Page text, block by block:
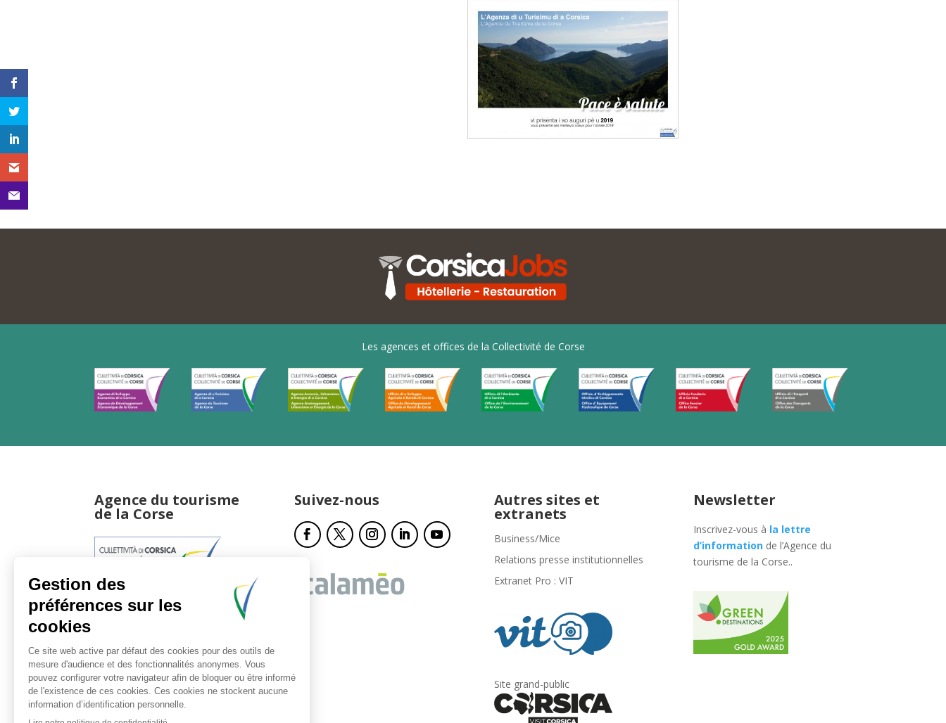
Les agences et offices de la Collectivité de Corse
Agence du tourisme
de la Corse
20181 Ajaccio Cedex 01
T : 04 95 51 77 77
Accueil et horaires
Suivez-nous Autres sites et
extranets
Business/Mice
Relations presse institutionnelles
Extranet Pro : VIT
Site grand-public
Newsletter
Inscrivez-vous à la lettre
d’information de l’Agence du
tourisme de la Corse..